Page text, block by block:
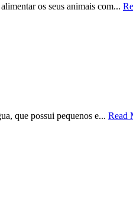
os seus animais com...
que possui pequenos e... Read